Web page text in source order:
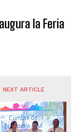
la Feria
NEXT ARTICLE